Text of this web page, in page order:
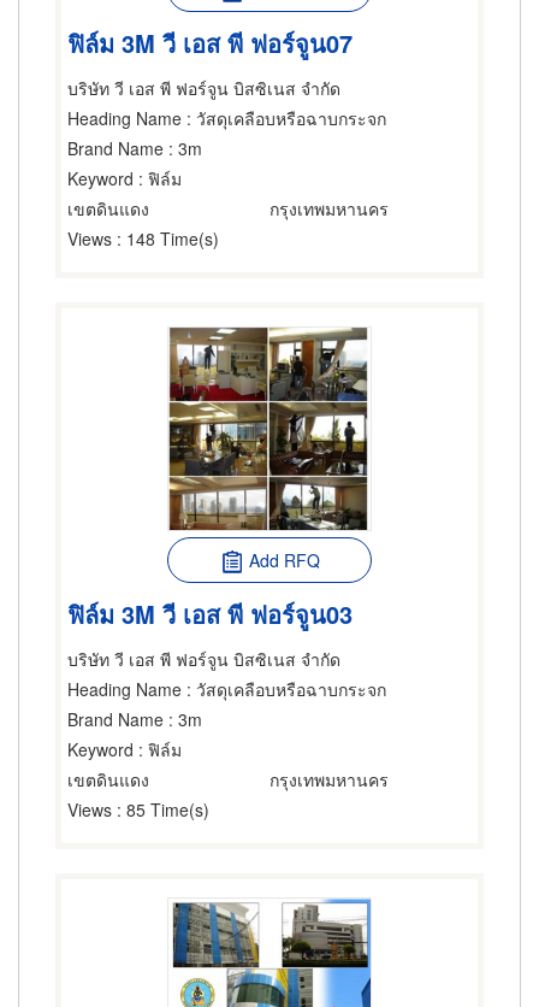
ฟิล์ม 3M วี เอส พี ฟอร์จูน07
บริษัท วี เอส พี ฟอร์จูน บิสซิเนส จำกัด
Heading Name : วัสดุเคลือบหรือฉาบกระจก
Brand Name : 3m
Keyword : ฟิล์ม
เขตดินแดง
กรุงเทพมหานคร
Views : 148 Time(s)
Add RFQ
ฟิล์ม 3M วี เอส พี ฟอร์จูน03
บริษัท วี เอส พี ฟอร์จูน บิสซิเนส จำกัด
Heading Name : วัสดุเคลือบหรือฉาบกระจก
Brand Name : 3m
Keyword : ฟิล์ม
เขตดินแดง
กรุงเทพมหานคร
Views : 85 Time(s)